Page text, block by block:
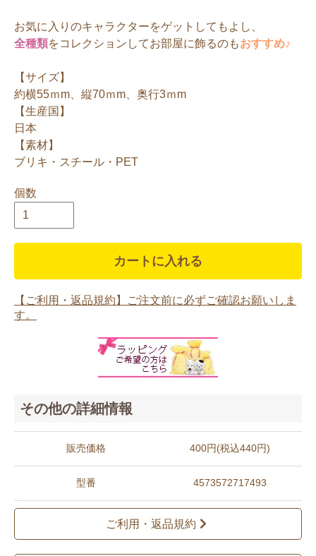
お気に入りのキャラクターをゲットしてもよし、
全種類をコレクションしてお部屋に飾るのもおすすめ♪
【サイズ】
約横55ｍm、縦70ｍm、奥行3ｍm
【生産国】
日本
【素材】
ブリキ・スチール・PET
個数
カートに入れる
【ご利用・返品規約】ご注文前に必ずご確認お願いしま
す。
その他の詳細情報
販売価格 400円(税込440円)
型番 4573572717493
ご利用・返品規約